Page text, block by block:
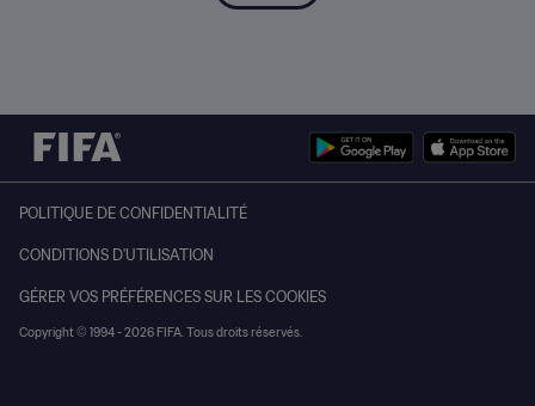
POLITIQUE DE CONFIDENTIALITÉ
CONDITIONS D'UTILISATION
GÉRER VOS PRÉFÉRENCES SUR LES COOKIES
Copyright © 1994 - 2026 FIFA. Tous droits réservés.